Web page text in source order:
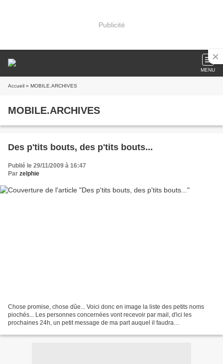
Publicité
MENU
Accueil » MOBILE.ARCHIVES
MOBILE.ARCHIVES
Des p'tits bouts, des p'tits bouts...
Publié le 29/11/2009 à 16:47
Par zelphie
Chose promise, chose dûe... Voici donc en image la liste des petits noms
piochés... Les personnes concernées vont recevoir par mail, d'ici les
prochaines 24h, un petit message de ma part auquel il faudra